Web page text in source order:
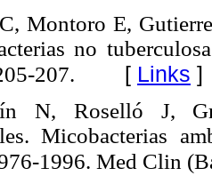
Montoro E,
no
207. [ Links ]
N, Roselló J,
Micobacterias
1996. Med Clin